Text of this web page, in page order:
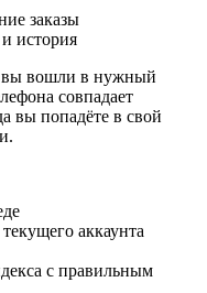
заказы
история
вы вошли в нужный
совпадает
вы попадёте в свой
аккаунта
с правильным